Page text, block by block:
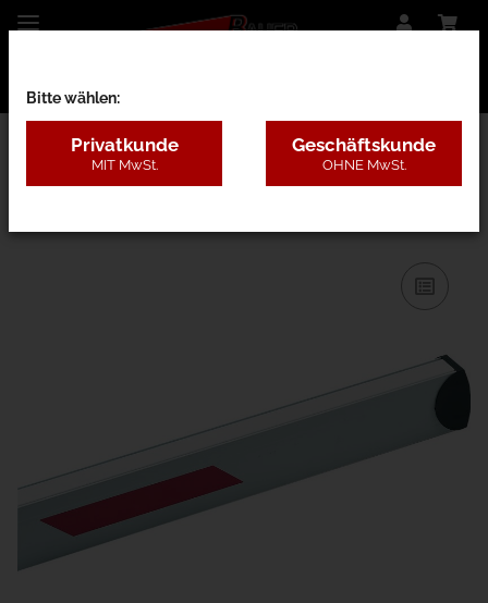
Bitte wählen:
Privatkunde
MIT MwSt.
Geschäftskunde
OHNE MwSt.